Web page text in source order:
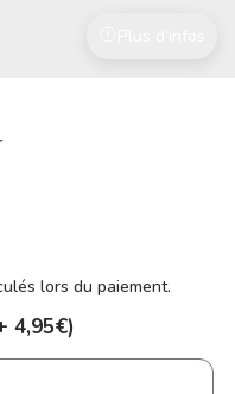
lors du paiement.
4,95€)